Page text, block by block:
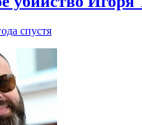
спустя